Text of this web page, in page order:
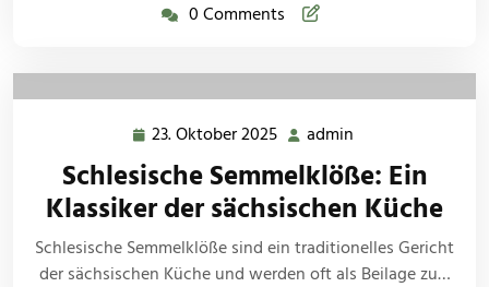
0 Comments
23. Oktober 2025 23.
Oktober
2025
admin
Schlesische Semmelklöße: Ein
Klassiker der sächsischen Küche
Schlesische Semmelklöße sind ein traditionelles Gericht
der sächsischen Küche und werden oft als Beilage zu…